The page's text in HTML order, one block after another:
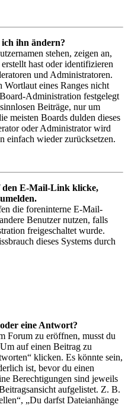
ihn ändern?
stehen, zeigen an,
hast oder identifizieren
und Administratoren.
Wortlaut eines Ranges nicht
Administration festgelegt
Beiträge, nur um
meisten Boards dulden dieses
oder Administrator wird
einfach wieder zurücksetzen.
den E-Mail-Link klicke,
die foreninterne E-Mail-
Benutzer nutzen, falls
freigeschaltet wurde.
dieses Systems durch
eine Antwort?
Forum zu eröffnen, musst du
auf einen Beitrag zu
klicken. Es könnte sein,
ist, bevor du einen
Berechtigungen sind jeweils
aufgelistet. Z. B.
„Du darfst Dateianhänge